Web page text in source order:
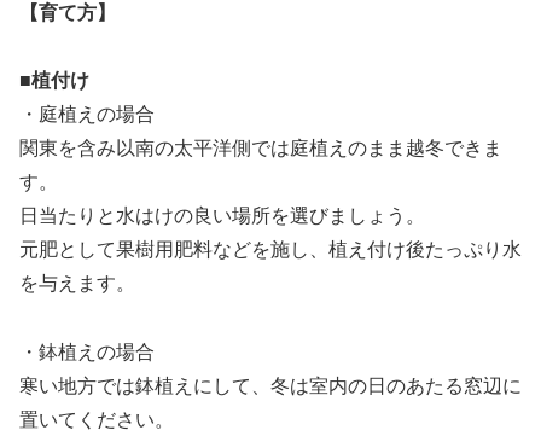
【育て方】
■植付け
・庭植えの場合
関東を含み以南の太平洋側では庭植えのまま越冬できま
す。
日当たりと水はけの良い場所を選びましょう。
元肥として果樹用肥料などを施し、植え付け後たっぷり水
を与えます。
・鉢植えの場合
寒い地方では鉢植えにして、冬は室内の日のあたる窓辺に
置いてください。